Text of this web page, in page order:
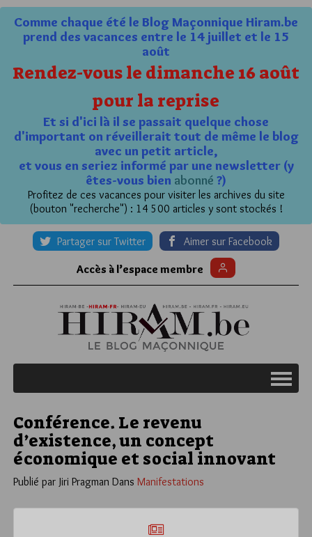
Comme chaque été le Blog Maçonnique Hiram.be
prend des vacances entre le 14 juillet et le 15
août
Rendez-vous le dimanche 16 août
pour la reprise
Et si d'ici là il se passait quelque chose
d'important on réveillerait tout de même le blog
avec un petit article,
et vous en seriez informé par une newsletter (y
êtes-vous bien abonné ?)
Profitez de ces vacances pour visiter les archives du site
(bouton "recherche") : 14 500 articles y sont stockés !
Partager sur Twitter Aimer sur Facebook
Accès à l’espace membre
Conférence. Le revenu
d’existence, un concept
économique et social innovant
Publié par Jiri Pragman Dans Manifestations